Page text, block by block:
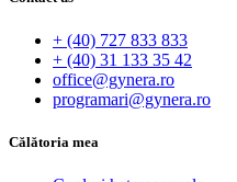
+ (40) 727 833 833
+ (40) 31 133 35 42
office@gynera.ro
programari@gynera.ro
Călătoria mea